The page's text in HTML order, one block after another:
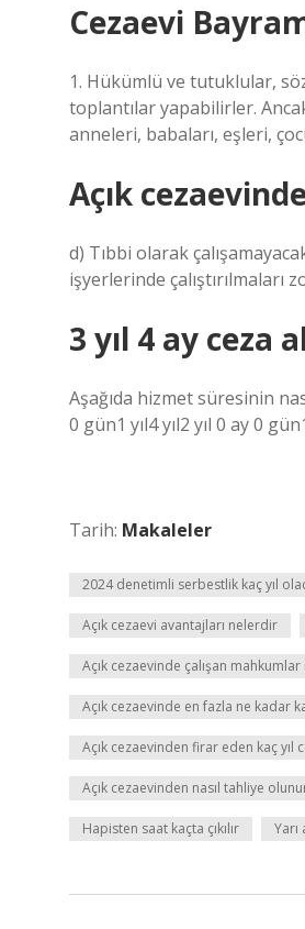
Cezaevi
1. Hükümlü ve tutuklular,
toplantılar yapabilirler.
anneleri, babaları, eşleri,
Açık
d) Tıbbi olarak
işyerlerinde çalıştırılmaları
3 yıl 4 ay ceza
Aşağıda hizmet süresinin
0 gün1 yıl4 yıl2 yıl 0 ay 0
Tarih: Makaleler
2024 denetimli serbestlik kaç yıl
Açık cezaevi avantajları nelerdir
Açık cezaevinde çalışan
Açık cezaevinde en fazla ne kadar
Açık cezaevinden firar eden kaç yıl
Açık cezaevinden nasıl tahliye
Hapisten saat kaçta çıkılır